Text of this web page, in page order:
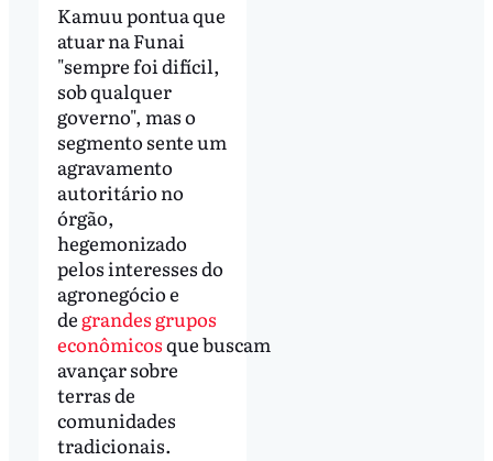
Kamuu pontua que
atuar na Funai
"sempre foi difícil,
sob qualquer
governo", mas o
segmento sente um
agravamento
autoritário no
órgão,
hegemonizado
pelos interesses do
agronegócio e
degrandes grupos
econômicosque buscam
avançar sobre
terras de
comunidades
tradicionais.